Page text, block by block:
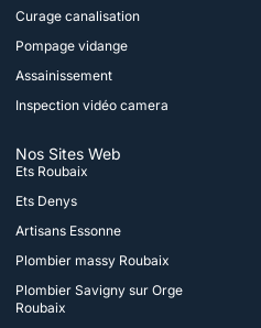
-
f
m
Curage canalisation
Pompage vidange
Assainissement
Inspection vidéo camera
Nos Sites Web
Ets Roubaix
Ets Denys
Artisans Essonne
Plombier massy Roubaix
Plombier Savigny sur Orge
Roubaix